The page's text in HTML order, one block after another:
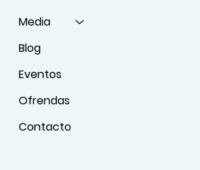
Media
Blog
Eventos
Ofrendas
Contacto